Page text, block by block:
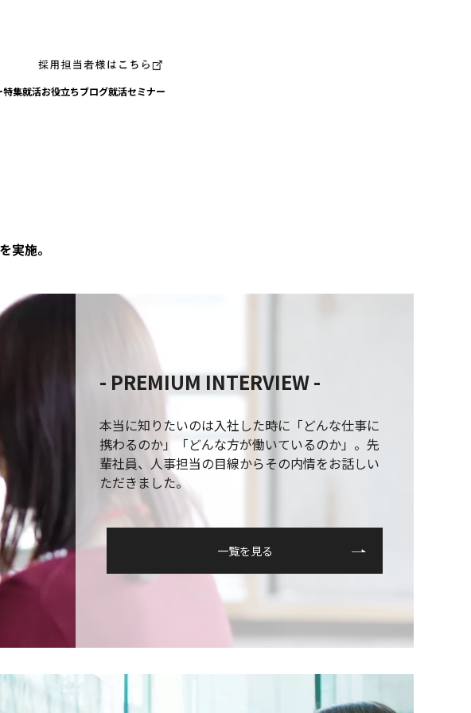
特集就活お役⽴ちブログ就活セミナー
実施。
- PREMIUM INTERVIEW -
本当に知りたいのは入社した時に「どんな仕事に
携わるのか」「どんな方が働いているのか」。先
輩社員、人事担当の目線からその内情をお話しい
ただきました。
一覧を見る